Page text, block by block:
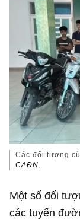
Các đối tượng
CAĐN.
Một số đối
các tuyến